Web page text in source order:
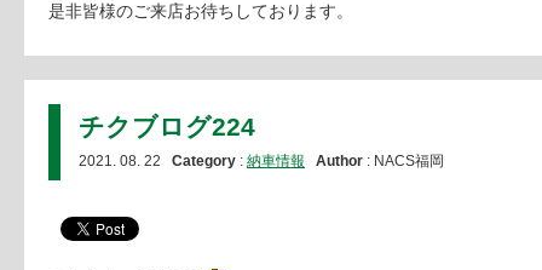
是非皆様のご来店お待ちしております。
チクブログ224
2021. 08. 22 Category : 納車情報 Author : NACS福岡